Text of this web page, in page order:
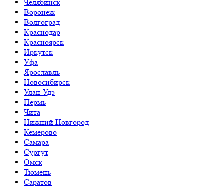
Челябинск
Воронеж
Волгоград
Краснодар
Красноярск
Иркутск
Уфа
Ярославль
Новосибирск
Улан-Удэ
Пермь
Чита
Нижний Новгород
Кемерово
Самара
Сургут
Омск
Тюмень
Саратов